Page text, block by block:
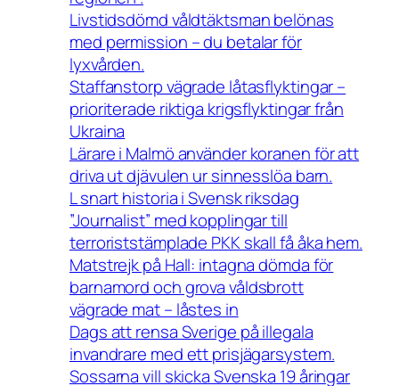
Livstidsdömd våldtäktsman belönas
med permission – du betalar för
lyxvården.
Staffanstorp vägrade låtasflyktingar –
prioriterade riktiga krigsflyktingar från
Ukraina
Lärare i Malmö använder koranen för att
driva ut djävulen ur sinnesslöa barn.
L snart historia i Svensk riksdag
”Journalist” med kopplingar till
terroriststämplade PKK skall få åka hem.
Matstrejk på Hall: intagna dömda för
barnamord och grova våldsbrott
vägrade mat – låstes in
Dags att rensa Sverige på illegala
invandrare med ett prisjägarsystem.
Sossarna vill skicka Svenska 19 åringar